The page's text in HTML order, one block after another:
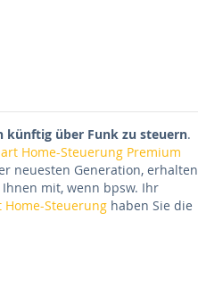
künftig über Funk zu steuern.
Home-Steuerung Premium
neuesten Generation, erhalten
mit, wenn bpsw. Ihr
Steuerunghaben Sie die